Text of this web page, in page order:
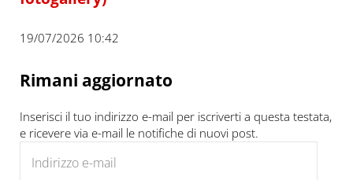
19/07/2026 10:42
Rimani aggiornato
Inserisci il tuo indirizzo e-mail per iscriverti a questa testata,
e ricevere via e-mail le notifiche di nuovi post.